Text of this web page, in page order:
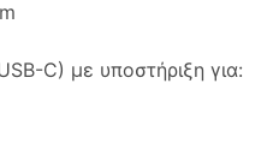
C) με υποστήριξη για: